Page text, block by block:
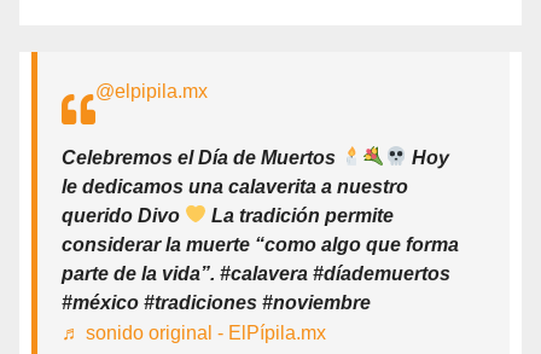
@elpipila.mx
Celebremos el Día de Muertos
Hoy
le dedicamos una calaverita a nuestro
querido Divo
La tradición permite
considerar la muerte “como algo que forma
parte de la vida”. #calavera #díademuertos
#méxico #tradiciones #noviembre
♬ sonido original - ElPípila.mx